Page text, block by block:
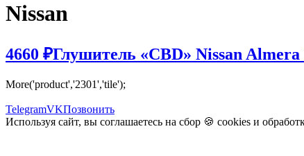
Nissan
4660 ₽Глушитель «CBD» Nissan
More('product','2301','tile');
TelegramVKПозвонить
Используя сайт, вы соглашаетесь на сбор 🍪 cookies и